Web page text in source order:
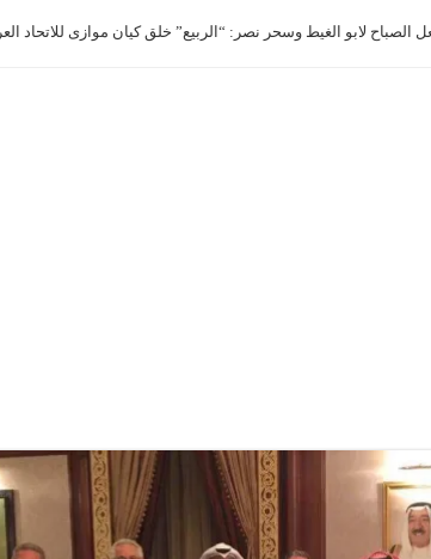
لابو الغيط وسحر نصر: “الربيع” خلق كيان موازى للاتحاد